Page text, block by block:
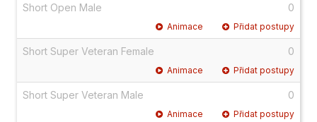
Short Open Male 0
Animace Přidat postupy
Short Super Veteran Female 0
Animace Přidat postupy
Short Super Veteran Male 0
Animace Přidat postupy